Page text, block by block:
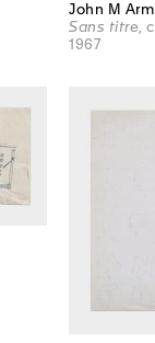
John M
Sans titre,
1967